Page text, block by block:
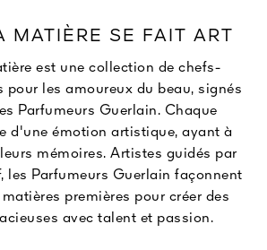
MATIÈRE SE FAIT ART
est une collection de chefs-
pour les amoureux du beau, signés
Parfumeurs Guerlain. Chaque
d'une émotion artistique, ayant à
mémoires. Artistes guidés par
les Parfumeurs Guerlain façonnent
premières pour créer des
avec talent et passion.